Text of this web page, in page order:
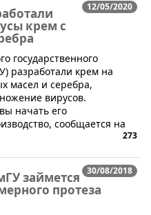
12/05/2020
крем с
государственного
разработали крем на
масел и серебра,
вирусов.
начать его
сообщается на
273
30/08/2018
займется
протеза